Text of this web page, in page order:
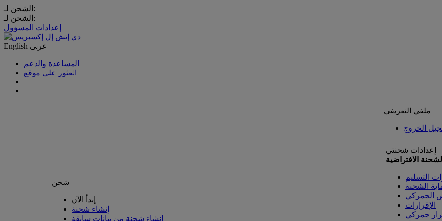
الشحن لـ:
الشحن لـ:
إعدادات المسؤول
English عربى
المساعدة والدعم
العثور على موقع
ملفي التعريفي
الخروج
شحن
إبدأ الآن
إنشاء شحنة
إنشاء شحنة من بيانات سابقة
إعدادات شحنتي
الافتراضية
التسليم
الشحنة
الجمركي
الإقرارات
جمركي